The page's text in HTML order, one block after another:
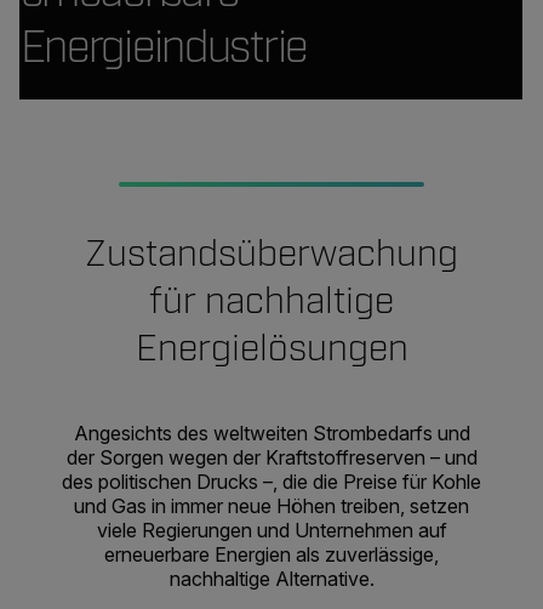
Energieindustrie
Zustandsüberwachung
für nachhaltige
Energielösungen
Angesichts des weltweiten Strombedarfs und
der Sorgen wegen der Kraftstoffreserven – und
des politischen Drucks –, die die Preise für Kohle
und Gas in immer neue Höhen treiben, setzen
viele Regierungen und Unternehmen auf
erneuerbare Energien als zuverlässige,
nachhaltige Alternative.